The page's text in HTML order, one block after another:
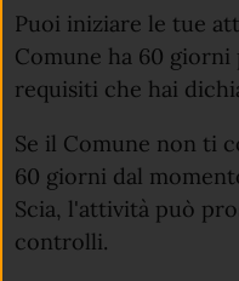
Puoi iniziare le tue
Comune ha 60
requisiti che hai
Se il Comune non ti
60 giorni dal
Scia, l'attività può
controlli.